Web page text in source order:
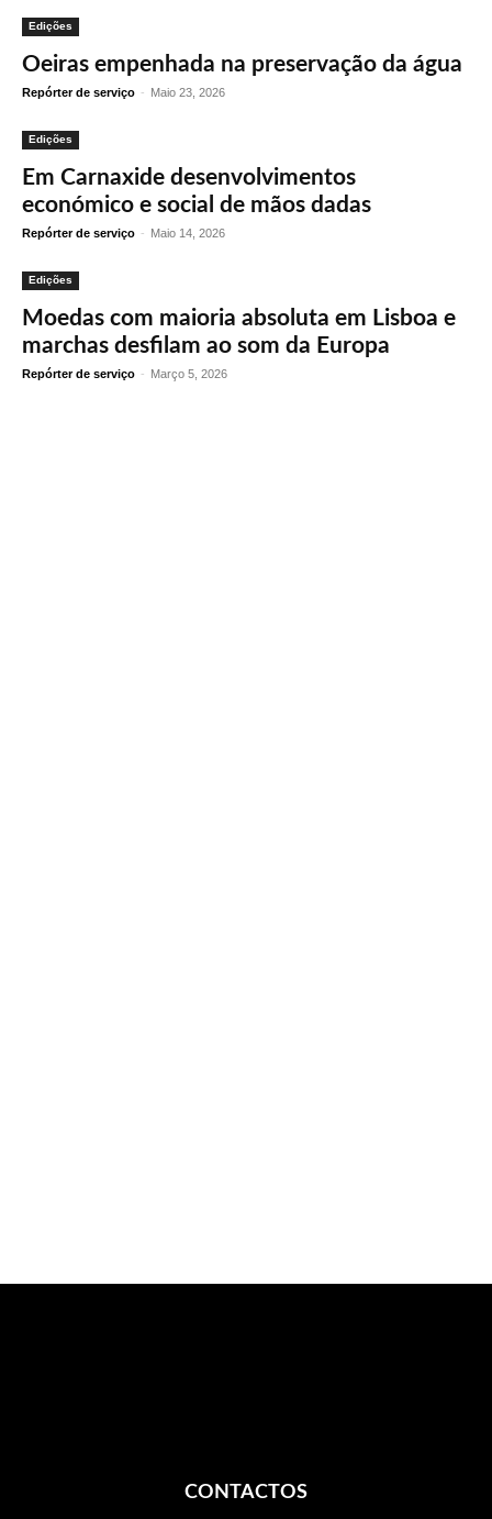
Edições
Oeiras empenhada na preservação da água
Repórter de serviço - Maio 23, 2026
Edições
Em Carnaxide desenvolvimentos
económico e social de mãos dadas
Repórter de serviço - Maio 14, 2026
Edições
Moedas com maioria absoluta em Lisboa e
marchas desfilam ao som da Europa
Repórter de serviço - Março 5, 2026
CONTACTOS